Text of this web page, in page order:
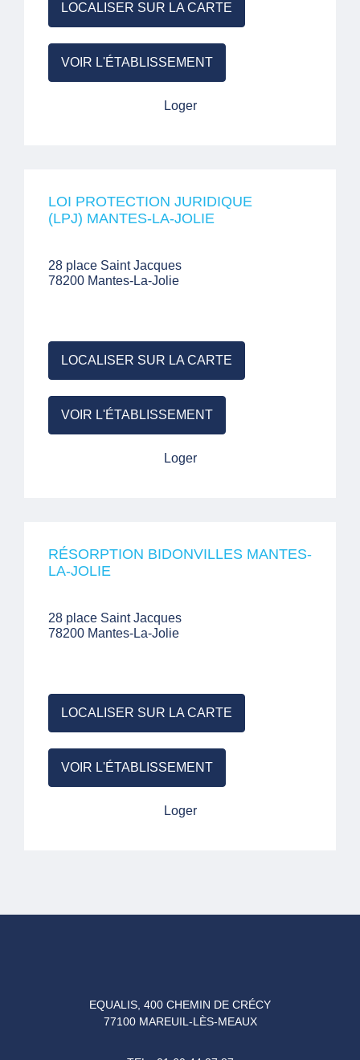
LOCALISER SUR LA CARTE
VOIR L'ÉTABLISSEMENT
Loger
LOI PROTECTION JURIDIQUE
(LPJ) MANTES-LA-JOLIE
28 place Saint Jacques
78200 Mantes-La-Jolie
LOCALISER SUR LA CARTE
VOIR L'ÉTABLISSEMENT
Loger
RÉSORPTION BIDONVILLES MANTES-
LA-JOLIE
28 place Saint Jacques
78200 Mantes-La-Jolie
LOCALISER SUR LA CARTE
VOIR L'ÉTABLISSEMENT
Loger
EQUALIS, 400 CHEMIN DE CRÉCY
77100 MAREUIL-LÈS-MEAUX